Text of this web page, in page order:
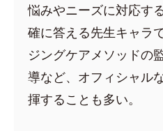
悩みやニーズに対応す
確に答える先生キャラ
ジングケアメソッドの
導など、オフィシャル
揮することも多い。